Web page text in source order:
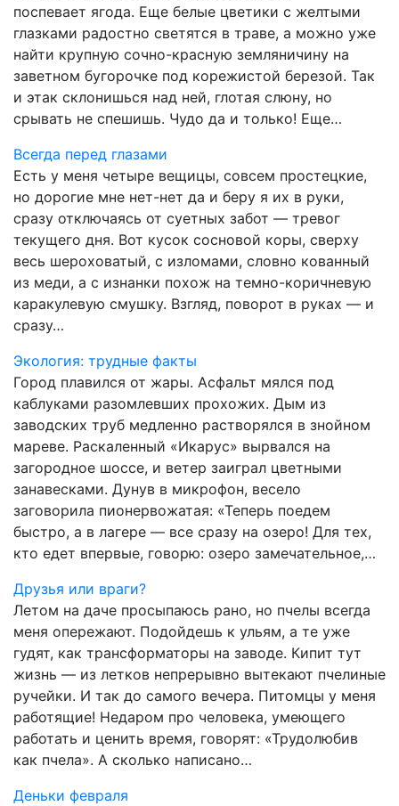
поспевает ягода. Еще белые цветики с желтыми
глазками радостно светятся в траве, а можно уже
найти крупную сочно-красную земляничину на
заветном бугорочке под корежистой березой. Так
и этак склонишься над ней, глотая слюну, но
срывать не спешишь. Чудо да и только! Еще…
Всегда перед глазами
Есть у меня четыре вещицы, совсем простецкие,
но дорогие мне нет-нет да и беру я их в руки,
сразу отключаясь от суетных забот — тревог
текущего дня. Вот кусок сосновой коры, сверху
весь шероховатый, с изломами, словно кованный
из меди, а с изнанки похож на темно-коричневую
каракулевую смушку. Взгляд, поворот в руках — и
сразу…
Экология: трудные факты
Город плавился от жары. Асфальт мялся под
каблуками разомлевших прохожих. Дым из
заводских труб медленно растворялся в знойном
мареве. Раскаленный «Икарус» вырвался на
загородное шоссе, и ветер заиграл цветными
занавесками. Дунув в микрофон, весело
заговорила пионервожатая: «Теперь поедем
быстро, а в лагере — все сразу на озеро! Для тех,
кто едет впервые, говорю: озеро замечательное,…
Друзья или враги?
Летом на даче просыпаюсь рано, но пчелы всегда
меня опережают. Подойдешь к ульям, а те уже
гудят, как трансформаторы на заводе. Кипит тут
жизнь — из летков непрерывно вытекают пчелиные
ручейки. И так до самого вечера. Питомцы у меня
работящие! Недаром про человека, умеющего
работать и ценить время, говорят: «Трудолюбив
как пчела». А сколько написано…
Деньки февраля